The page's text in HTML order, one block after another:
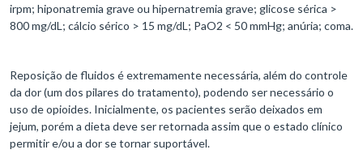
irpm; hiponatremia grave ou hipernatremia grave; glicose sérica >
800 mg/dL; cálcio sérico > 15 mg/dL; PaO2 < 50 mmHg; anúria; coma.
Reposição de fluidos é extremamente necessária, além do controle
da dor (um dos pilares do tratamento), podendo ser necessário o
uso de opioides. Inicialmente, os pacientes serão deixados em
jejum, porém a dieta deve ser retornada assim que o estado clínico
permitir e/ou a dor se tornar suportável.